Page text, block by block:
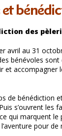
et
des
avril au 31
bénévoles sont
et accompagner
de bénédiction et
s’ouvrent les
qui marquent le
pour de